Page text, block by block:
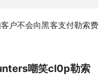
户不会向黑客支付勒索费
嘲笑cl0p勒索